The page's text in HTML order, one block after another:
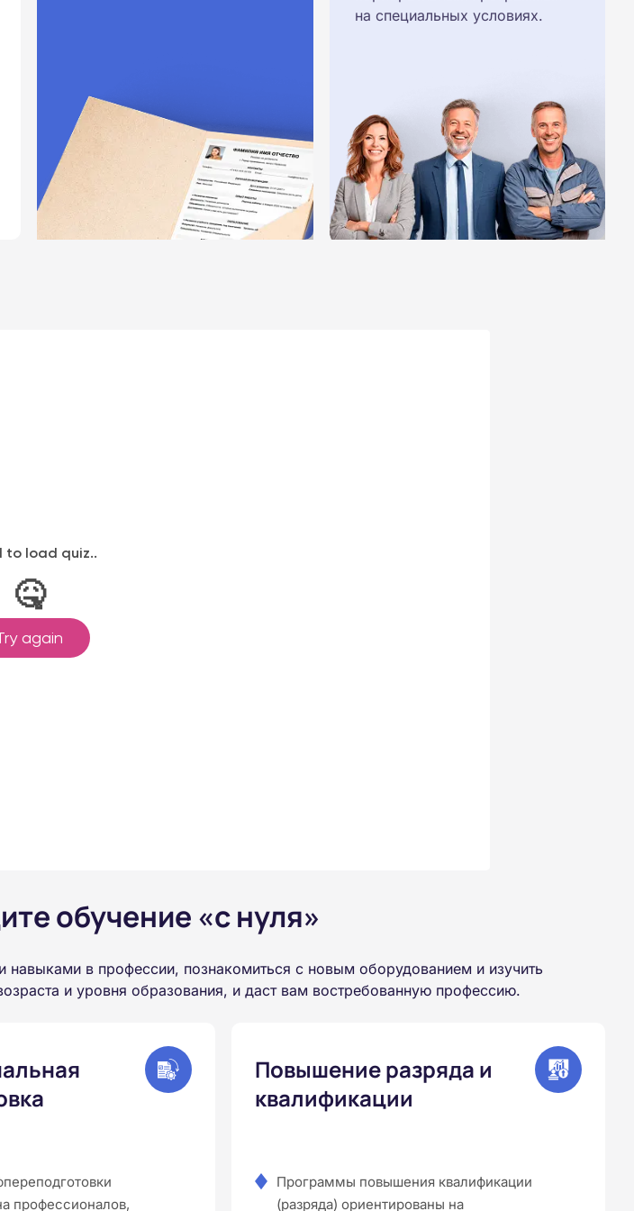
на специальных условиях.
обучение «с нуля»
в профессии, познакомиться с новым оборудованием и изучить
и уровня образования, и даст вам востребованную профессию.
профессионалов,
Повышение разряда и
квалификации
Программы повышения квалификации
(разряда) ориентированы на